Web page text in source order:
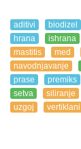
aditivi biodizel
hrana
ishrana
mastitis
med
navodnjavanje
prase
premiks
setva
siliranje
uzgoj
vertiklani